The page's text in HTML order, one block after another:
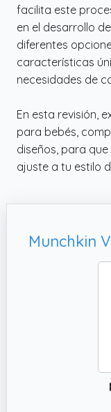
facilita este
en el desarrollo
diferentes
características
necesidades de
En esta revisión,
para bebés,
diseños, para
ajuste a tu estilo